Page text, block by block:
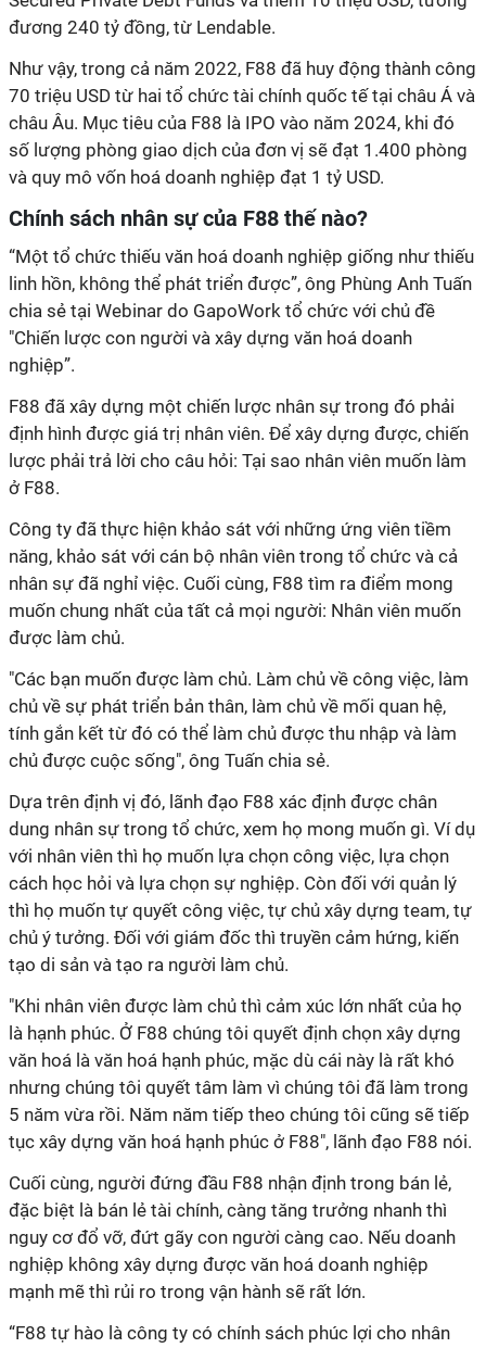
đương 240 tỷ đồng, từ Lendable.
Như vậy, trong cả năm 2022, F88 đã huy động thành công
70 triệu USD từ hai tổ chức tài chính quốc tế tại châu Á và
châu Âu. Mục tiêu của F88 là IPO vào năm 2024, khi đó
số lượng phòng giao dịch của đơn vị sẽ đạt 1.400 phòng
và quy mô vốn hoá doanh nghiệp đạt 1 tỷ USD.
Chính sách nhân sự của F88 thế nào?
“Một tổ chức thiếu văn hoá doanh nghiệp giống như thiếu
linh hồn, không thể phát triển được”, ông Phùng Anh Tuấn
chia sẻ tại Webinar do GapoWork tổ chức với chủ đề
"Chiến lược con người và xây dựng văn hoá doanh
nghiệp”.
F88 đã xây dựng một chiến lược nhân sự trong đó phải
định hình được giá trị nhân viên. Để xây dựng được, chiến
lược phải trả lời cho câu hỏi: Tại sao nhân viên muốn làm
ở F88.
Công ty đã thực hiện khảo sát với những ứng viên tiềm
năng, khảo sát với cán bộ nhân viên trong tổ chức và cả
nhân sự đã nghỉ việc. Cuối cùng, F88 tìm ra điểm mong
muốn chung nhất của tất cả mọi người: Nhân viên muốn
được làm chủ.
"Các bạn muốn được làm chủ. Làm chủ về công việc, làm
chủ về sự phát triển bản thân, làm chủ về mối quan hệ,
tính gắn kết từ đó có thể làm chủ được thu nhập và làm
chủ được cuộc sống", ông Tuấn chia sẻ.
Dựa trên định vị đó, lãnh đạo F88 xác định được chân
dung nhân sự trong tổ chức, xem họ mong muốn gì. Ví dụ
với nhân viên thì họ muốn lựa chọn công việc, lựa chọn
cách học hỏi và lựa chọn sự nghiệp. Còn đối với quản lý
thì họ muốn tự quyết công việc, tự chủ xây dựng team, tự
chủ ý tưởng. Đối với giám đốc thì truyền cảm hứng, kiến
tạo di sản và tạo ra người làm chủ.
"Khi nhân viên được làm chủ thì cảm xúc lớn nhất của họ
là hạnh phúc. Ở F88 chúng tôi quyết định chọn xây dựng
văn hoá là văn hoá hạnh phúc, mặc dù cái này là rất khó
nhưng chúng tôi quyết tâm làm vì chúng tôi đã làm trong
5 năm vừa rồi. Năm năm tiếp theo chúng tôi cũng sẽ tiếp
tục xây dựng văn hoá hạnh phúc ở F88", lãnh đạo F88 nói.
Cuối cùng, người đứng đầu F88 nhận định trong bán lẻ,
đặc biệt là bán lẻ tài chính, càng tăng trưởng nhanh thì
nguy cơ đổ vỡ, đứt gãy con người càng cao. Nếu doanh
nghiệp không xây dựng được văn hoá doanh nghiệp
mạnh mẽ thì rủi ro trong vận hành sẽ rất lớn.
“F88 tự hào là công ty có chính sách phúc lợi cho nhân